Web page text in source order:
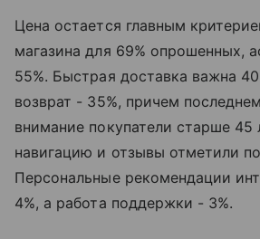
Цена остается главным
магазина для 69% опрошенных,
55%. Быстрая доставка важна
возврат - 35%, причем
внимание покупатели старше 45
навигацию и отзывы отметили
Персональные рекомендации
4%, а работа поддержки - 3%.